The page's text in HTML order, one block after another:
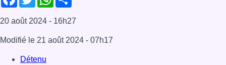
20 août 2024 - 16h27
Modifié le 21 août 2024 - 07h17
Détenu